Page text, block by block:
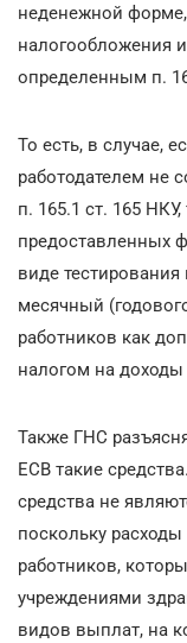
неденежной
налогообложения
определенным п.
То есть, в случае,
работодателем не
п. 165.1 ст. 165
предоставленных
виде
месячный
работников как
налогом на доходы
Также ГНС
ЕСВ такие
средства не
поскольку
работников,
учреждениями
видов выплат, на